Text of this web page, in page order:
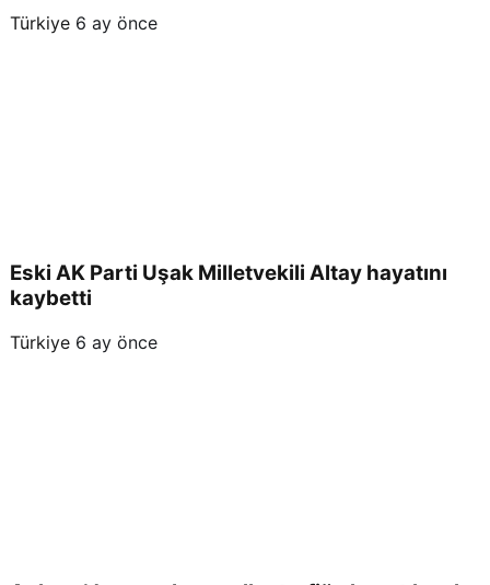
Türkiye 6 ay önce
Eski AK Parti Uşak Milletvekili Altay hayatını
kaybetti
Türkiye 6 ay önce